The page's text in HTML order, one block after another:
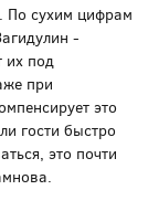
По сухим цифрам
-
их под
при
это
гости быстро
это почти